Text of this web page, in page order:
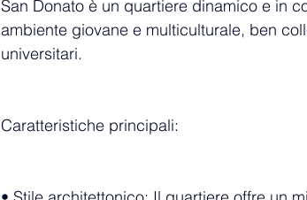
San Donato è un quartiere dinamico e in
ambiente giovane e multiculturale, ben
universitari.
Caratteristiche principali: